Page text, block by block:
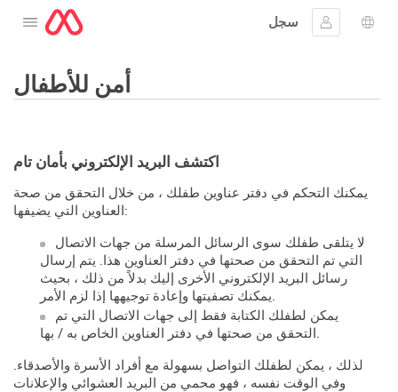
افتح القائمة
سجل
الدخولاللغة
أمن للأطفال
اكتشف البريد الإلكتروني بأمان تام
يمكنك التحكم في دفتر عناوين طفلك ، من خلال التحقق من صحة
العناوين التي يضيفها:
لا يتلقى طفلك سوى الرسائل المرسلة من جهات الاتصال
التي تم التحقق من صحتها في دفتر العناوين هذا. يتم إرسال
رسائل البريد الإلكتروني الأخرى إليك بدلاً من ذلك ، بحيث
يمكنك تصفيتها وإعادة توجيهها إذا لزم الأمر.
يمكن لطفلك الكتابة فقط إلى جهات الاتصال التي تم
التحقق من صحتها في دفتر العناوين الخاص به / بها.
لذلك ، يمكن لطفلك التواصل بسهولة مع أفراد الأسرة والأصدقاء.
وفي الوقت نفسه ، فهو محمي من البريد العشوائي والإعلانات